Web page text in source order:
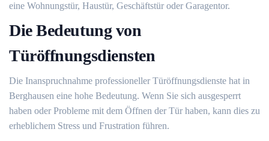
eine Wohnungstür, Haustür, Geschäftstür oder Garagentor.​
Die Bedeutung von
Türöffnungsdiensten
Die Inanspruchnahme professioneller Türöffnungsdienste hat in
Berghausen eine hohe Bedeutung.​ Wenn Sie sich ausgesperrt
haben oder Probleme mit dem Öffnen der Tür haben, kann dies zu
erheblichem Stress und Frustration führen.​